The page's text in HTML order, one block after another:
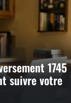
1745
suivre votre